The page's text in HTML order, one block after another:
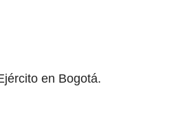
en Bogotá.